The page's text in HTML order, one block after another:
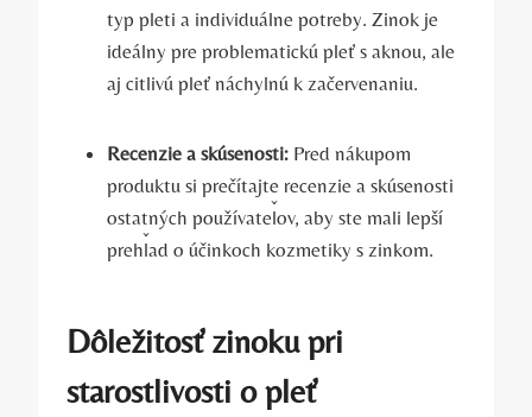
typ pleti a individuálne potreby. Zinok je
ideálny pre problematickú pleť s aknou, ale
aj citlivú pleť náchylnú k začervenaniu.
Recenzie a skúsenosti: Pred nákupom
produktu si prečítajte recenzie a skúsenosti
ostatných používateľov, aby ste mali lepší
prehľad o účinkoch kozmetiky s zinkom.
Dôležitosť zinoku pri
starostlivosti o pleť